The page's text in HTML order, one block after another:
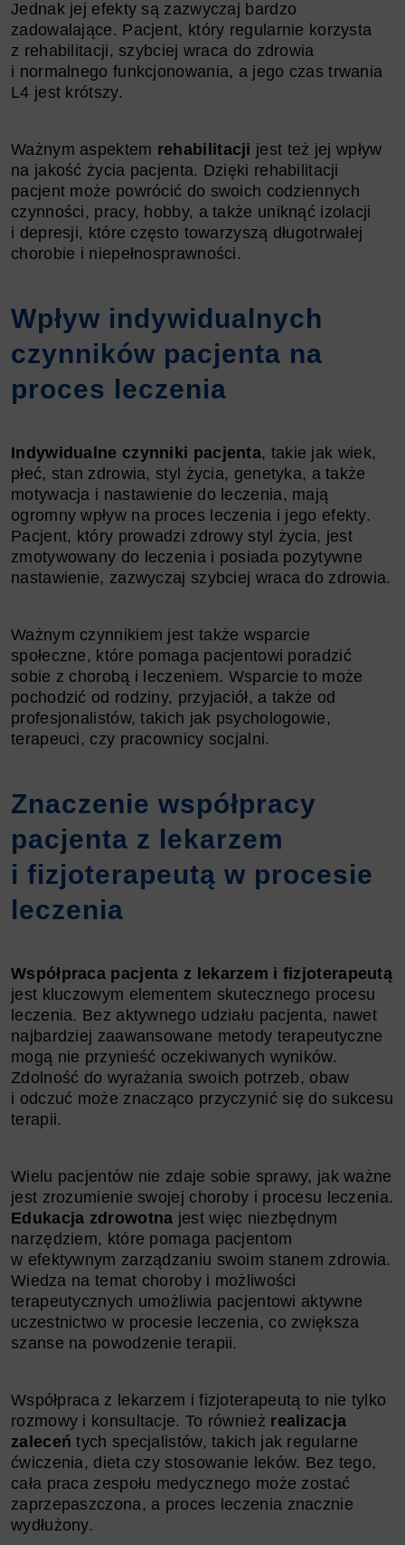
Jednak jej efekty są zazwyczaj bardzo
zadowalające. Pacjent, który regularnie korzysta
z rehabilitacji, szybciej wraca do zdrowia
i normalnego funkcjonowania, a jego czas trwania
L4 jest krótszy.
Ważnym aspektem rehabilitacji jest też jej wpływ
na jakość życia pacjenta. Dzięki rehabilitacji
pacjent może powrócić do swoich codziennych
czynności, pracy, hobby, a także uniknąć izolacji
i depresji, które często towarzyszą długotrwałej
chorobie i niepełnosprawności.
Wpływ indywidualnych
czynników pacjenta na
proces leczenia
Indywidualne czynniki pacjenta, takie jak wiek,
płeć, stan zdrowia, styl życia, genetyka, a także
motywacja i nastawienie do leczenia, mają
ogromny wpływ na proces leczenia i jego efekty.
Pacjent, który prowadzi zdrowy styl życia, jest
zmotywowany do leczenia i posiada pozytywne
nastawienie, zazwyczaj szybciej wraca do zdrowia.
Ważnym czynnikiem jest także wsparcie
społeczne, które pomaga pacjentowi poradzić
sobie z chorobą i leczeniem. Wsparcie to może
pochodzić od rodziny, przyjaciół, a także od
profesjonalistów, takich jak psychologowie,
terapeuci, czy pracownicy socjalni.
Znaczenie współpracy
pacjenta z lekarzem
i fizjoterapeutą w procesie
leczenia
Współpraca pacjenta z lekarzem i fizjoterapeutą
jest kluczowym elementem skutecznego procesu
leczenia. Bez aktywnego udziału pacjenta, nawet
najbardziej zaawansowane metody terapeutyczne
mogą nie przynieść oczekiwanych wyników.
Zdolność do wyrażania swoich potrzeb, obaw
i odczuć może znacząco przyczynić się do sukcesu
terapii.
Wielu pacjentów nie zdaje sobie sprawy, jak ważne
jest zrozumienie swojej choroby i procesu leczenia.
Edukacja zdrowotna jest więc niezbędnym
narzędziem, które pomaga pacjentom
w efektywnym zarządzaniu swoim stanem zdrowia.
Wiedza na temat choroby i możliwości
terapeutycznych umożliwia pacjentowi aktywne
uczestnictwo w procesie leczenia, co zwiększa
szanse na powodzenie terapii.
Współpraca z lekarzem i fizjoterapeutą to nie tylko
rozmowy i konsultacje. To również realizacja
zaleceń tych specjalistów, takich jak regularne
ćwiczenia, dieta czy stosowanie leków. Bez tego,
cała praca zespołu medycznego może zostać
zaprzepaszczona, a proces leczenia znacznie
wydłużony.